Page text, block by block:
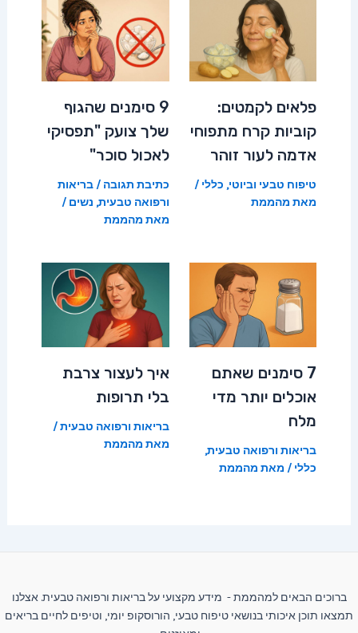
פלאים לקמטים:
קוביות קרח מתפוחי
אדמה לעור זוהר
טיפוח טבעי וביוטי, כללי /
מאת מהממת
9 סימנים שהגוף
שלך צועק "תפסיקי
לאכול סוכר"
כתיבת תגובה /בריאות
ורפואה טבעית, נשים /
מאת מהממת
7 סימנים שאתם
אוכלים יותר מדי
מלח
בריאות ורפואה טבעית,
כללי / מאת מהממת
איך לעצור צרבת
בלי תרופות
בריאות ורפואה טבעית/
מאת מהממת
ברוכים הבאים למהממת - מידע מקצועי על בריאות ורפואה טבעית. אצלנו
תמצאו תוכן איכותי בנושאי טיפוח טבעי, הורוסקופ יומי, וטיפים לחיים בריאים